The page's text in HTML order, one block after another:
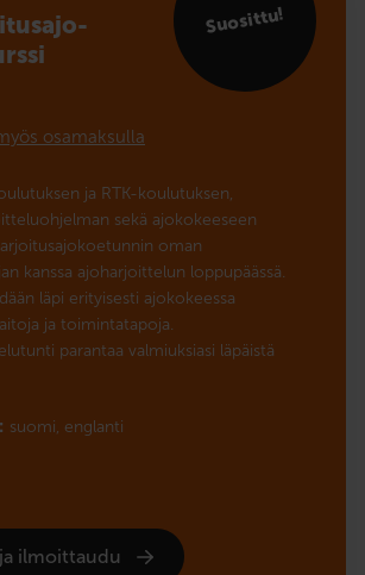
Suosittu!
osamaksulla
ja RTK-koulutuksen,
sekä ajokokeeseen
oman
kanssa ajoharjoittelun loppupäässä.
läpi erityisesti ajokokeessa
ja toimintatapoja.
parantaa valmiuksiasi läpäistä
suomi, englanti
ilmoittaudu